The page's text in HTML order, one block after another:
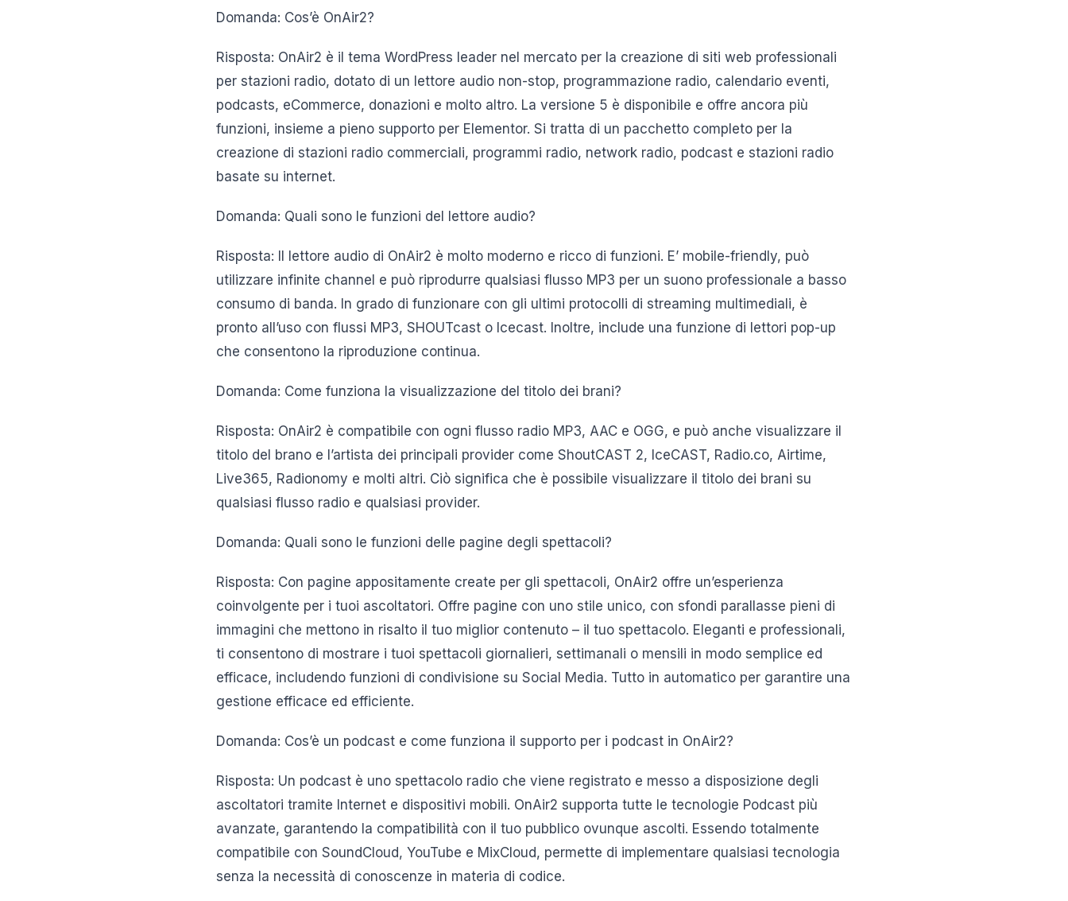
Domanda: Cos’è OnAir2?
Risposta: OnAir2 è il tema WordPress leader nel mercato per la creazione di siti web professionali
per stazioni radio, dotato di un lettore audio non-stop, programmazione radio, calendario eventi,
podcasts, eCommerce, donazioni e molto altro. La versione 5 è disponibile e offre ancora più
funzioni, insieme a pieno supporto per Elementor. Si tratta di un pacchetto completo per la
creazione di stazioni radio commerciali, programmi radio, network radio, podcast e stazioni radio
basate su internet.
Domanda: Quali sono le funzioni del lettore audio?
Risposta: Il lettore audio di OnAir2 è molto moderno e ricco di funzioni. E’ mobile-friendly, può
utilizzare infinite channel e può riprodurre qualsiasi flusso MP3 per un suono professionale a basso
consumo di banda. In grado di funzionare con gli ultimi protocolli di streaming multimediali, è
pronto all’uso con flussi MP3, SHOUTcast o Icecast. Inoltre, include una funzione di lettori pop-up
che consentono la riproduzione continua.
Domanda: Come funziona la visualizzazione del titolo dei brani?
Risposta: OnAir2 è compatibile con ogni flusso radio MP3, AAC e OGG, e può anche visualizzare il
titolo del brano e l’artista dei principali provider come ShoutCAST 2, IceCAST, Radio.co, Airtime,
Live365, Radionomy e molti altri. Ciò significa che è possibile visualizzare il titolo dei brani su
qualsiasi flusso radio e qualsiasi provider.
Domanda: Quali sono le funzioni delle pagine degli spettacoli?
Risposta: Con pagine appositamente create per gli spettacoli, OnAir2 offre un’esperienza
coinvolgente per i tuoi ascoltatori. Offre pagine con uno stile unico, con sfondi parallasse pieni di
immagini che mettono in risalto il tuo miglior contenuto – il tuo spettacolo. Eleganti e professionali,
ti consentono di mostrare i tuoi spettacoli giornalieri, settimanali o mensili in modo semplice ed
efficace, includendo funzioni di condivisione su Social Media. Tutto in automatico per garantire una
gestione efficace ed efficiente.
Domanda: Cos’è un podcast e come funziona il supporto per i podcast in OnAir2?
Risposta: Un podcast è uno spettacolo radio che viene registrato e messo a disposizione degli
ascoltatori tramite Internet e dispositivi mobili. OnAir2 supporta tutte le tecnologie Podcast più
avanzate, garantendo la compatibilità con il tuo pubblico ovunque ascolti. Essendo totalmente
compatibile con SoundCloud, YouTube e MixCloud, permette di implementare qualsiasi tecnologia
senza la necessità di conoscenze in materia di codice.